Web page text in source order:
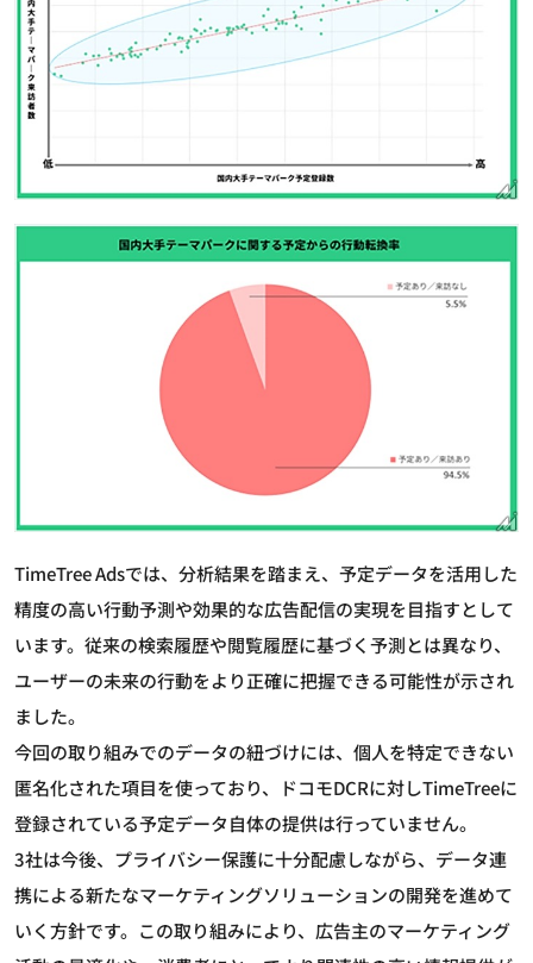
TimeTree Adsでは、分析結果を踏まえ、予定データを活用した
精度の高い行動予測や効果的な広告配信の実現を目指すとして
います。従来の検索履歴や閲覧履歴に基づく予測とは異なり、
ユーザーの未来の行動をより正確に把握できる可能性が示され
ました。
今回の取り組みでのデータの紐づけには、個人を特定できない
匿名化された項目を使っており、ドコモDCRに対しTimeTreeに
登録されている予定データ自体の提供は行っていません。
3社は今後、プライバシー保護に十分配慮しながら、データ連
携による新たなマーケティングソリューションの開発を進めて
いく方針です。この取り組みにより、広告主のマーケティング